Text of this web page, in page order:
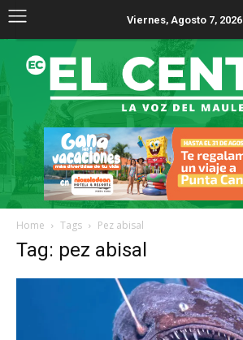
Viernes, Agosto 7, 2026
Home Tags Pez abisal
Tag: pez abisal